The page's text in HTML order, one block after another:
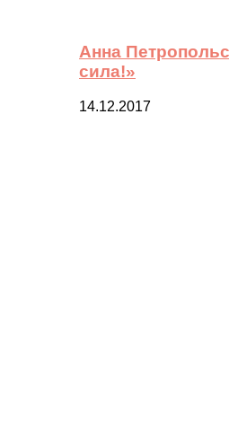
Анна
сила!»
14.12.2017